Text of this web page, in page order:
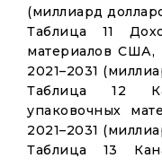
(миллиард
Таблица 11
материалов США,
2021–2031
Таблица 12
упаковочных
2021–2031
Таблица 13